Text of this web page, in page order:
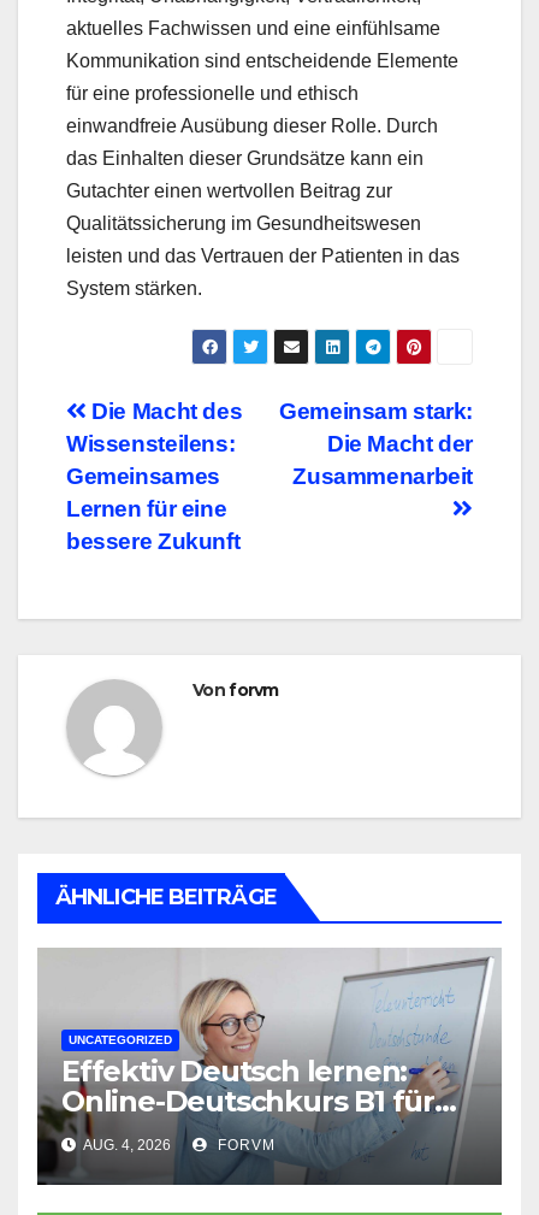
aktuelles Fachwissen und eine einfühlsame
Kommunikation sind entscheidende Elemente
für eine professionelle und ethisch
einwandfreie Ausübung dieser Rolle. Durch
das Einhalten dieser Grundsätze kann ein
Gutachter einen wertvollen Beitrag zur
Qualitätssicherung im Gesundheitswesen
leisten und das Vertrauen der Patienten in das
System stärken.
Beitragsnavigation
Gemeinsam stark:
Die Macht der
Zusammenarbeit
Die Macht des
Wissensteilens:
Gemeinsames
Lernen für eine
bessere Zukunft
Vonforvm
ÄHNLICHE BEITRÄGE
UNCATEGORIZED
Effektiv Deutsch lernen:
Online-Deutschkurs B1 für
flexible Lernerfolge
AUG. 4, 2026 FORVM